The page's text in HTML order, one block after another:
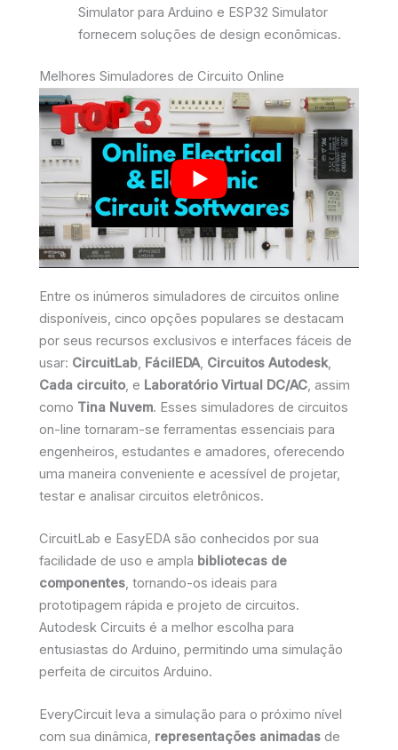
Simulator para Arduino e ESP32 Simulator
fornecem soluções de design econômicas.
Melhores Simuladores de Circuito Online
Entre os inúmeros simuladores de circuitos online
disponíveis, cinco opções populares se destacam
por seus recursos exclusivos e interfaces fáceis de
usar: CircuitLab, FácilEDA, Circuitos Autodesk,
Cada circuito, e Laboratório Virtual DC/AC, assim
como Tina Nuvem. Esses simuladores de circuitos
on-line tornaram-se ferramentas essenciais para
engenheiros, estudantes e amadores, oferecendo
uma maneira conveniente e acessível de projetar,
testar e analisar circuitos eletrônicos.
CircuitLab e EasyEDA são conhecidos por sua
facilidade de uso e ampla bibliotecas de
componentes, tornando-os ideais para
prototipagem rápida e projeto de circuitos.
Autodesk Circuits é a melhor escolha para
entusiastas do Arduino, permitindo uma simulação
perfeita de circuitos Arduino.
EveryCircuit leva a simulação para o próximo nível
com sua dinâmica, representações animadas de